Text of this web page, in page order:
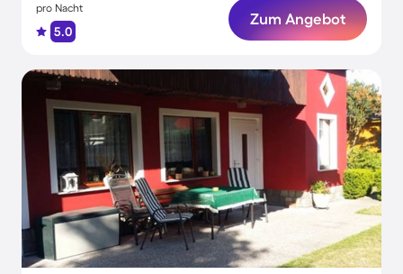
pro Nacht
5.0
Zum Angebot